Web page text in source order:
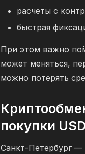
расчеты с
быстрая
При этом важно
может меняться,
можно потерять
покупки
Санкт-Петербург —